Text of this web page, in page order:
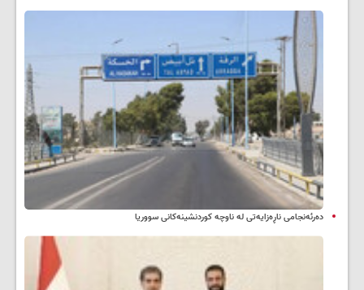
دەرئەنجامی ناڕەزایەتی لە ناوچە کوردنشینەکانی سووریا